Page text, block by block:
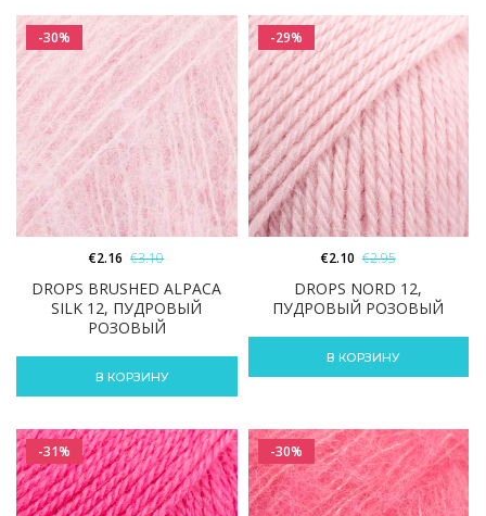
-30%
DROPS BRUSHED ALPACA
SILK 12, ПУДРОВЫЙ
РОЗОВЫЙ
€2.16 €3.10
В КОРЗИНУ
-29%
DROPS NORD 12,
ПУДРОВЫЙ РОЗОВЫЙ
€2.10 €2.95
В КОРЗИНУ
-31% -30%